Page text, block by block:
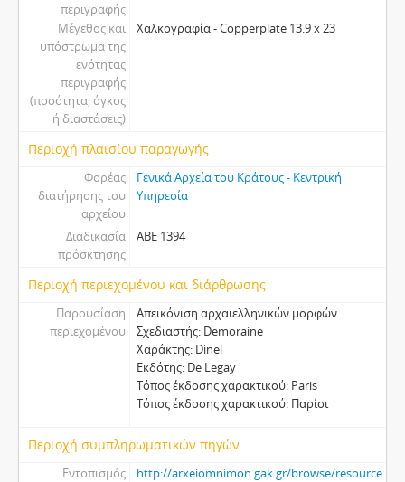
περιγραφής
Μέγεθος και
υπόστρωμα της
ενότητας
περιγραφής
(ποσότητα, όγκος
ή διαστάσεις)
Χαλκογραφία - Copperplate 13.9 x 23
Περιοχή πλαισίου παραγωγής
Φορέας
διατήρησης του
αρχείου
Γενικά Αρχεία του Κράτους - Κεντρική
Υπηρεσία
Διαδικασία
πρόσκτησης
ΑΒΕ 1394
Περιοχή περιεχομένου και διάρθρωσης
Παρουσίαση
περιεχομένου
Απεικόνιση αρχαιελληνικών μορφών.
Σχεδιαστής: Demoraine
Χαράκτης: Dinel
Εκδότης: De Legay
Τόπος έκδοσης χαρακτικού: Paris
Τόπος έκδοσης χαρακτικού: Παρίσι
Περιοχή συμπληρωματικών πηγών
Εντοπισμός
http://arxeiomnimon.gak.gr/browse/